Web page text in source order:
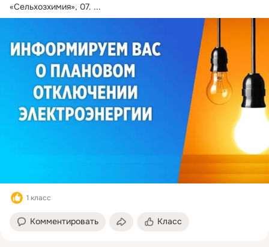
«Сельхозхимия», 07. ...
1 класс
Комментировать Класс